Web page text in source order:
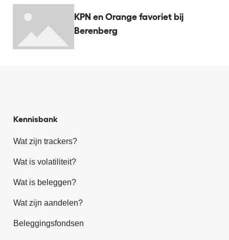
KPN en Orange favoriet bij
Berenberg
Kennisbank
Wat zijn trackers?
Wat is volatiliteit?
Wat is beleggen?
Wat zijn aandelen?
Beleggingsfondsen